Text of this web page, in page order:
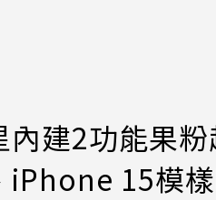
建2功能果
iPhone 15模